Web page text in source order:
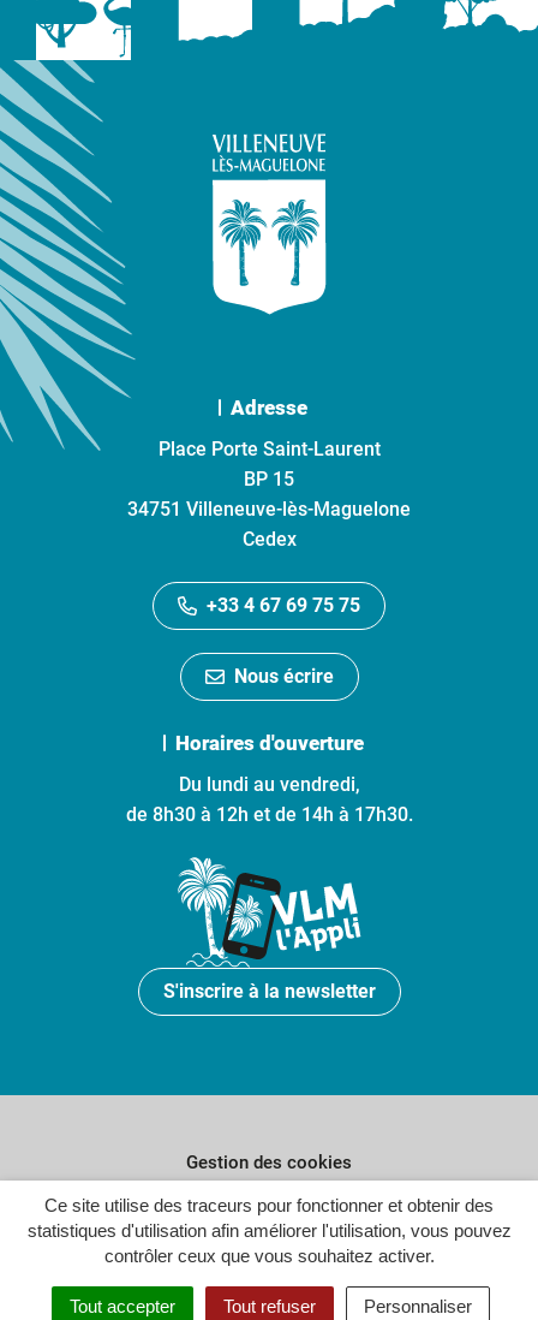
Ce site utilise des traceurs pour fonctionner et obtenir des
statistiques d'utilisation afin améliorer l'utilisation, vous pouvez
contrôler ceux que vous souhaitez activer.
Tout accepter Tout refuser Personnaliser
Adresse
Place Porte Saint-Laurent
BP 15
34751 Villeneuve-lès-Maguelone
Cedex
+33 4 67 69 75 75
Nous écrire
Horaires d'ouverture
Du lundi au vendredi,
de 8h30 à 12h et de 14h à 17h30.
S'inscrire à la newsletter
Gestion des cookies
Plan du site
Politique de confidentialité
Crédits